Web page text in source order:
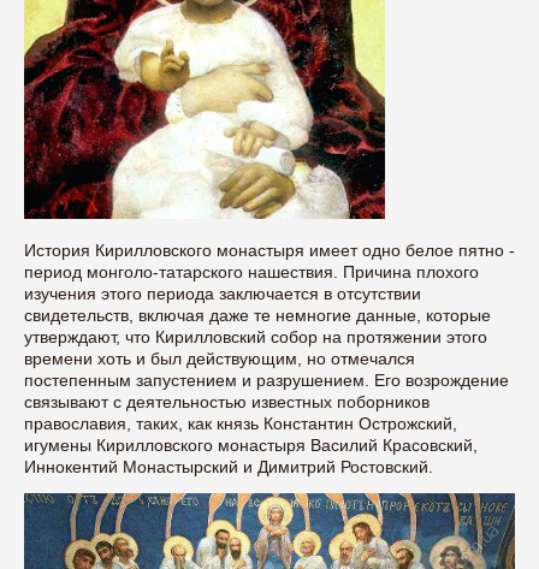
История Кирилловского монастыря имеет одно белое пятно -
период монголо-татарского нашествия. Причина плохого
изучения этого периода заключается в отсутствии
свидетельств, включая даже те немногие данные, которые
утверждают, что Кирилловский собор на протяжении этого
времени хоть и был действующим, но отмечался
постепенным запустением и разрушением. Его возрождение
связывают с деятельностью известных поборников
православия, таких, как князь Константин Острожский,
игумены Кирилловского монастыря Василий Красовский,
Иннокентий Монастырский и Димитрий Ростовский.